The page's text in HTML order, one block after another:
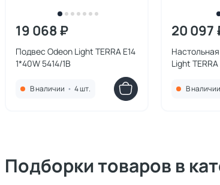
19 068 ₽
Подвес Odeon Light TERRA E14
1*40W 5414/1B
В наличии • 4 шт.
20 097
Light TERRA
В наличии
Подборки товаров в